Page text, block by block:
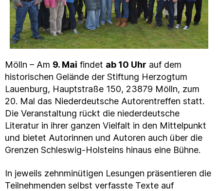
Mölln – Am 9. Mai findet ab 10 Uhr auf dem
historischen Gelände der Stiftung Herzogtum
Lauenburg, Hauptstraße 150, 23879 Mölln, zum
20. Mal das Niederdeutsche Autorentreffen statt.
Die Veranstaltung rückt die niederdeutsche
Literatur in ihrer ganzen Vielfalt in den Mittelpunkt
und bietet Autorinnen und Autoren auch über die
Grenzen Schleswig-Holsteins hinaus eine Bühne.
In jeweils zehnminütigen Lesungen präsentieren die
Teilnehmenden selbst verfasste Texte auf